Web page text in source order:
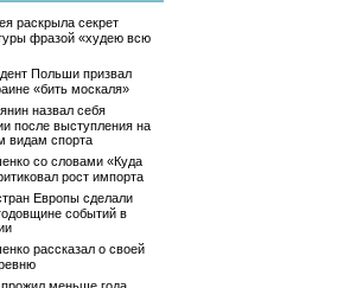
раскрыла секрет
фразой «худею всю
Польши призвал
«бить москаля»
назвал себя
после выступления на
видам спорта
со словами «Куда
рост импорта
Европы сделали
событий в
рассказал о своей